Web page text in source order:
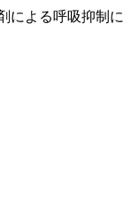
による呼吸抑制に